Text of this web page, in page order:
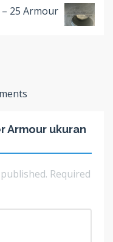
25 Armour
Armour ukuran
Required